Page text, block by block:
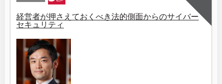
経営者が押さえておくべき法的側面からのサイバー
セキュリティ